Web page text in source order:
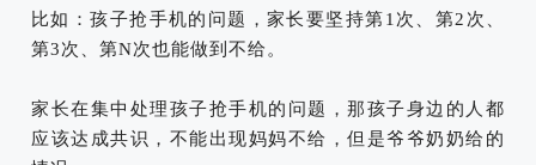
比如：孩子抢手机的问题，家长要坚持第1次、第2次、
第3次、第N次也能做到不给。
家长在集中处理孩子抢手机的问题，那孩子身边的人都
应该达成共识，不能出现妈妈不给，但是爷爷奶奶给的